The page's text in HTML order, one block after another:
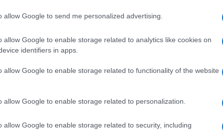
allow Google to send me personalized advertising.
allow Google to enable storage related to analytics like cookies on
identifiers in apps.
allow Google to enable storage related to functionality of the website
allow Google to enable storage related to personalization.
allow Google to enable storage related to security, including
τροχαίο στην Ελευσίνα –
και τρεις τραυματίες
ενεπλάκησαν δύο ΙΧ
- 07:10